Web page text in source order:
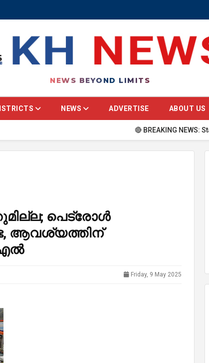
NEWS BEYOND LIMITS
NEWS ADVERTISE ABOUT US
🔴 BREAKING NEWS: Stay
പെട്രോൾ
ആവശ്യത്തിന്
Friday, 9 May 2025